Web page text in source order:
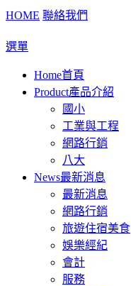
HOME 聯絡我們
選單
Home首頁
Product產品介紹
國小
工業與工程
網路行銷
八大
News最新消息
最新消息
網路行銷
旅遊住宿美食
娛樂經紀
會計
服務